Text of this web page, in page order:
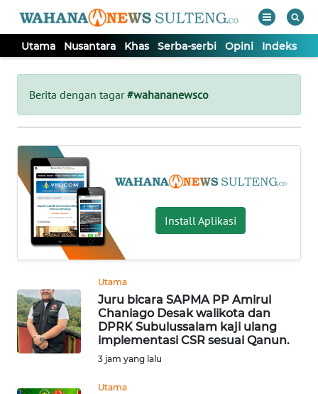
Utama Nusantara Khas Serba-serbi Opini Indeks
Berita dengan tagar#wahananewsco
Install Aplikasi
Utama
Juru bicara SAPMA PP Amirul
Chaniago Desak walikota dan
DPRK Subulussalam kaji ulang
implementasi CSR sesuai Qanun.
3 jam yang lalu
Utama
Tutup
UTAMA
NUSANTARA
KHAS
SERBA-
SERBI
OPINI
Informasi
BERITA